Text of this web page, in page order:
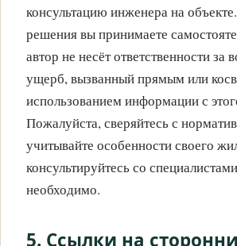
консультацию инженера на
решения вы принимаете
автор не несёт ответственности
ущерб, вызванный прямым или
использованием информации с
Пожалуйста, сверяйтесь с
учитывайте особенности своего
консультируйтесь со
необходимо.
5. Ссылки на